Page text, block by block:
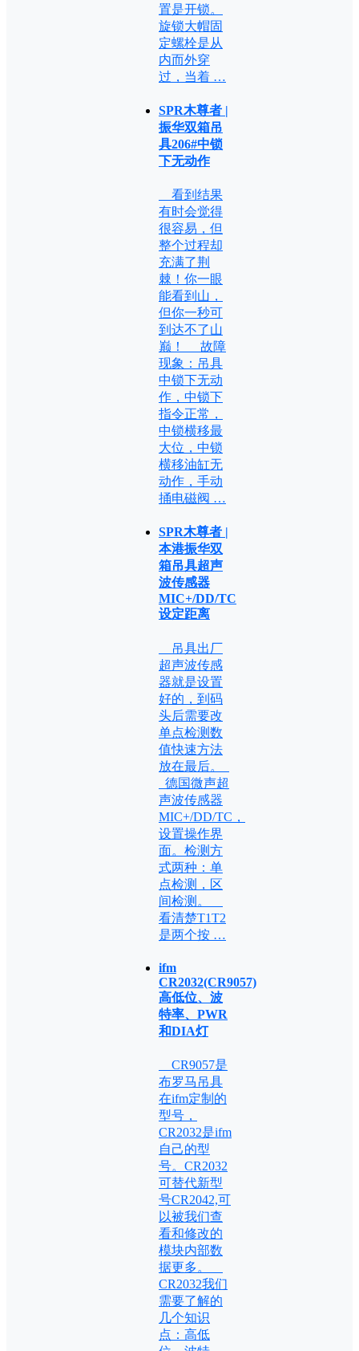
置是开锁。
旋锁大帽固
定螺栓是从
内而外穿
过，当着 …
SPR木尊者 |
振华双箱吊
具206#中锁
下无动作
看到结果
有时会觉得
很容易，但
整个过程却
充满了荆
棘！你一眼
能看到山，
但你一秒可
到达不了山
巅！ 故障
现象：吊具
中锁下无动
作，中锁下
指令正常，
中锁横移最
大位，中锁
横移油缸无
动作，手动
捅电磁阀 …
SPR木尊者 |
本港振华双
箱吊具超声
波传感器
MIC+/DD/TC
设定距离
吊具出厂
超声波传感
器就是设置
好的，到码
头后需要改
单点检测数
值快速方法
放在最后。
德国微声超
声波传感器
MIC+/DD/TC，
设置操作界
面。检测方
式两种：单
点检测，区
间检测。
看清楚T1T2
是两个按 …
ifm
CR2032(CR9057)
高低位、波
特率、PWR
和DIA灯
CR9057是
布罗马吊具
在ifm定制的
型号，
CR2032是ifm
自己的型
号。CR2032
可替代新型
号CR2042,可
以被我们查
看和修改的
模块内部数
据更多。
CR2032我们
需要了解的
几个知识
点：高低